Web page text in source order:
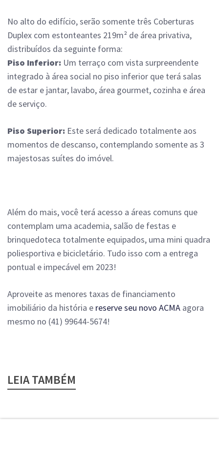
No alto do edifício, serão somente três Coberturas
Duplex com estonteantes 219m² de área privativa,
distribuídos da seguinte forma:
Piso Inferior: Um terraço com vista surpreendente
integrado à área social no piso inferior que terá salas
de estar e jantar, lavabo, área gourmet, cozinha e área
de serviço.
Piso Superior: Este será dedicado totalmente aos
momentos de descanso, contemplando somente as 3
majestosas suítes do imóvel.
Além do mais, você terá acesso a áreas comuns que
contemplam uma academia, salão de festas e
brinquedoteca totalmente equipados, uma mini quadra
poliesportiva e bicicletário. Tudo isso com a entrega
pontual e impecável em 2023!
Aproveite as menores taxas de financiamento
imobiliário da história e reserve seu novo ACMA agora
mesmo no (41) 99644-5674!
LEIA TAMBÉM